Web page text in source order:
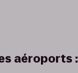
aéroports :